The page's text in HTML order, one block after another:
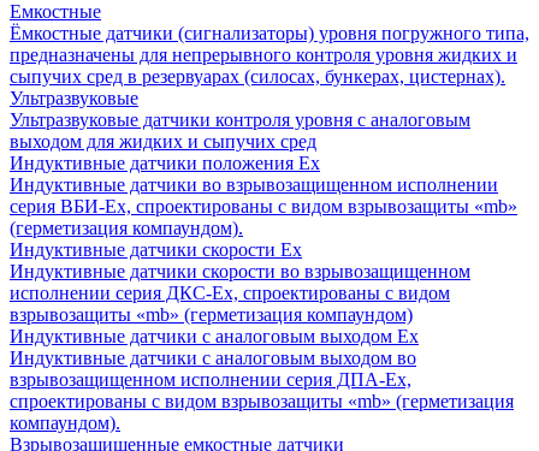
Емкостные
Ёмкостные датчики (сигнализаторы) уровня погружного типа,
предназначены для непрерывного контроля уровня жидких и
сыпучих сред в резервуарах (силосах, бункерах, цистернах).
Ультразвуковые
Ультразвуковые датчики контроля уровня с аналоговым
выходом для жидких и сыпучих сред
Индуктивные датчики положения Ех
Индуктивные датчики во взрывозащищенном исполнении
серия ВБИ-Ех, спроектированы с видом взрывозащиты «mb»
(герметизация компаундом).
Индуктивные датчики скорости Ех
Индуктивные датчики скорости во взрывозащищенном
исполнении серия ДКС-Ех, спроектированы с видом
взрывозащиты «mb» (герметизация компаундом)
Индуктивные датчики с аналоговым выходом Ех
Индуктивные датчики с аналоговым выходом во
взрывозащищенном исполнении серия ДПА-Ех,
спроектированы с видом взрывозащиты «mb» (герметизация
компаундом).
Взрывозащищенные емкостные датчики